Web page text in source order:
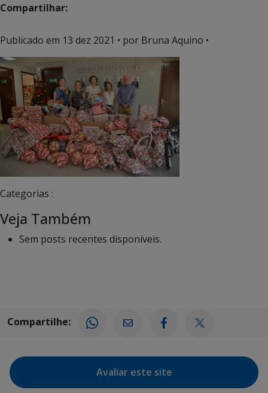
Compartilhar:
Publicado em 13 dez 2021 • por Bruna Aquino •
Categorias :
Veja Também
Sem posts recentes disponíveis.
Compartilhe:
Avaliar este site